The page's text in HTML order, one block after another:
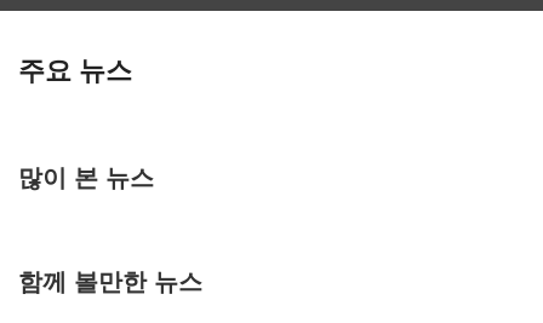
주요 뉴스
많이 본 뉴스
함께 볼만한 뉴스